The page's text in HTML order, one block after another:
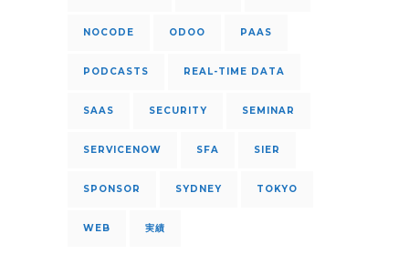
NOCODE ODOO PAAS
PODCASTS REAL-TIME DATA
SAAS SECURITY SEMINAR
SERVICENOW SFA SIER
SPONSOR SYDNEY TOKYO
WEB 実績